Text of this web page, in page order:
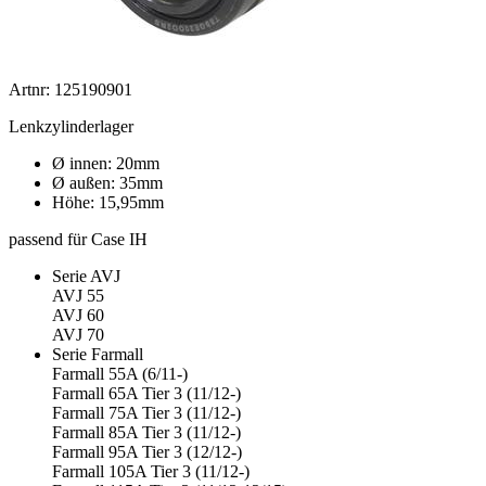
Artnr: 125190901
Lenkzylinderlager
Ø innen: 20mm
Ø außen: 35mm
Höhe: 15,95mm
passend für Case IH
Serie AVJ
AVJ 55
AVJ 60
AVJ 70
Serie Farmall
Farmall 55A (6/11-)
Farmall 65A Tier 3 (11/12-)
Farmall 75A Tier 3 (11/12-)
Farmall 85A Tier 3 (11/12-)
Farmall 95A Tier 3 (12/12-)
Farmall 105A Tier 3 (11/12-)